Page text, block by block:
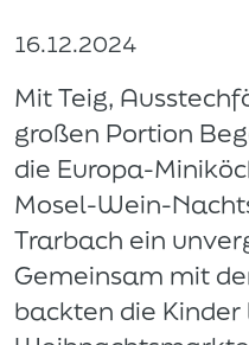
16.12.2024
Mit Teig,
großen Portion
die Europa-
Mosel-Wein-
Trarbach ein
Gemeinsam mit
backten die